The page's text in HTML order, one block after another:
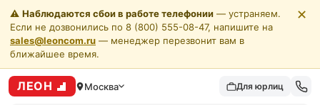
⚠️ Наблюдаются сбои в работе телефонии — устраняем.
Если не дозвонились по 8 (800) 555-08-47, напишите на
sales@leoncom.ru — менеджер перезвонит вам в
ближайшее время.
✕
ЛЕОН Москва Для юрлиц